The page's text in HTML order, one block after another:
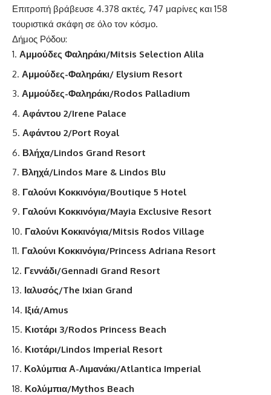
Επιτροπή βράβευσε 4.378 ακτές, 747 μαρίνες και 158
τουριστικά σκάφη σε όλο τον κόσμο.
Δήμος Ρόδου:
Αμμούδες Φαληράκι/Mitsis Selection Alila
Αμμούδες-Φαληράκι/ Elysium Resort
Αμμούδες-Φαληράκι/Rodos Palladium
Αφάντου 2/Irene Palace
Αφάντου 2/Port Royal
Βλήχα/Lindos Grand Resort
Βληχά/Lindos Mare & Lindos Blu
Γαλούνι Κοκκινόγια/Boutique 5 Hotel
Γαλούνι Κοκκινόγια/Mayia Exclusive Resort
Γαλούνι Κοκκινόγια/Mitsis Rodos Village
Γαλούνι Κοκκινόγια/Princess Adriana Resort
Γεννάδι/Gennadi Grand Resort
Ιαλυσός/The Ixian Grand
Ιξιά/Amus
Κιοτάρι 3/Rodos Princess Beach
Κιοτάρι/Lindos Imperial Resort
Κολύμπια Α-Λιμανάκι/Atlantica Imperial
Κολύμπια/Mythos Beach